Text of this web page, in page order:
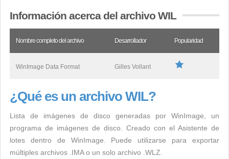
Información acerca del archivo WIL
Nombre completo del archivo Desarrollador Popularidad
WinImage Data Format Gilles Vollant
¿Qué es un archivo WIL?
Lista de imágenes de disco generadas por WinImage, un
programa de imágenes de disco. Creado con el Asistente de
lotes dentro de WinImage. Puede utilizarse para exportar
múltiples archivos .IMA o un solo archivo .WLZ.